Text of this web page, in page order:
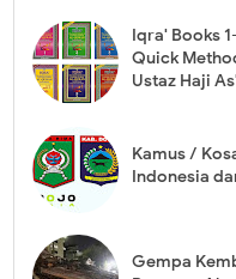
Iqra' Books
Quick
Ustaz Haji
Kamus /
Indonesia
Gempa